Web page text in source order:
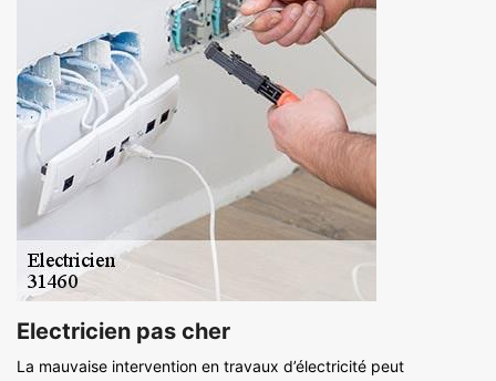
Electricien pas cher
La mauvaise intervention en travaux d’électricité peut